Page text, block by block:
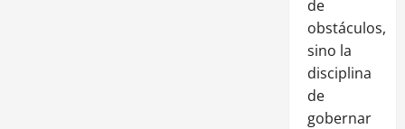
de
obstáculos,
sino la
disciplina
de
gobernar